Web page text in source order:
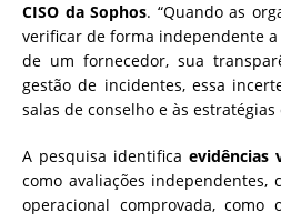
CISO da Sophos. “Quando as
verificar de forma independente
de um fornecedor, sua
gestão de incidentes, essa
salas de conselho e às estratégias
A pesquisa identifica evidências
como avaliações independentes,
operacional comprovada,